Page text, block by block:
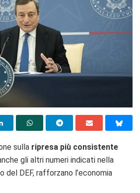
sulla ripresa più consistente
gli altri numeri indicati nella
del DEF, rafforzano l’economia